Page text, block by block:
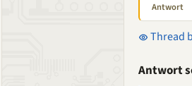
Antwort
Thread
Antwort